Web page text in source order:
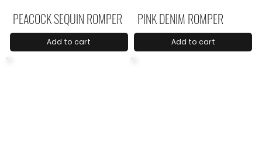
PEACOCK SEQUIN ROMPER
Add to cart
PINK DENIM ROMPER
Add to cart